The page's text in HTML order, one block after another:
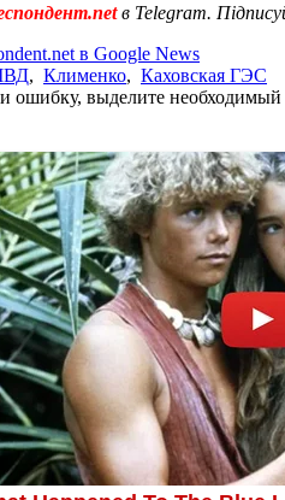
в Telegram.
в Google News
, Клименко, Каховская ГЭС
ошибку, выделите